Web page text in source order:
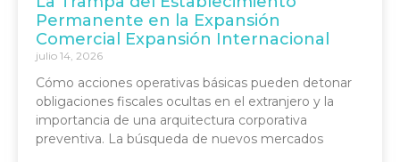
Permanente en la Expansión
Comercial Expansión Internacional
julio 14, 2026
Cómo acciones operativas básicas pueden detonar
obligaciones fiscales ocultas en el extranjero y la
importancia de una arquitectura corporativa
preventiva. La búsqueda de nuevos mercados